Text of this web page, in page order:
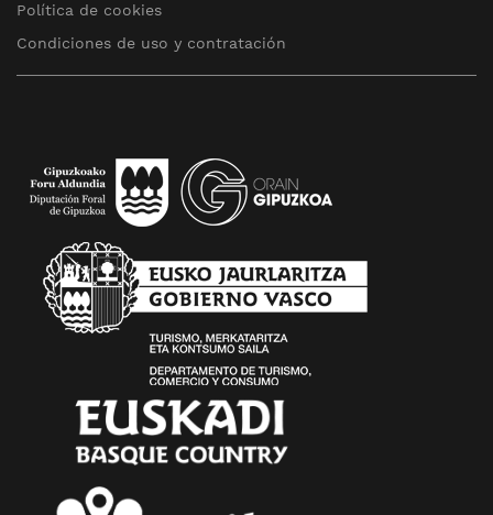
Política de cookies
Condiciones de uso y contratación